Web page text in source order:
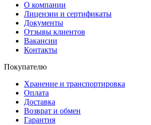
О компании
Лицензии и сертификаты
Документы
Отзывы клиентов
Вакансии
Контакты
Покупателю
Хранение и транспортировка
Оплата
Доставка
Возврат и обмен
Гарантия